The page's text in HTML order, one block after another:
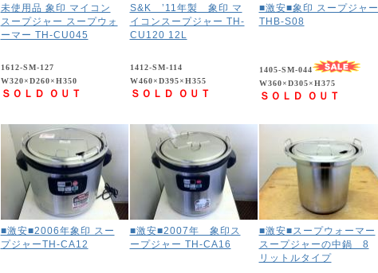
未使用品 象印 マイコン
スープジャー スープウォ
ーマー TH-CU045
1612-SM-127
W320×D260×H350
ＳＯＬＤ ＯＵＴ
S&K ’11年製 象印 マ
イコンスープジャー TH-
CU120 12L
1412-SM-114
W460×D395×H355
ＳＯＬＤ ＯＵＴ
■激安■象印 スープジャー
THB-S08
1405-SM-044
W360×D305×H375
ＳＯＬＤ ＯＵＴ
■激安■2006年象印 スー
プジャーTH-CA12
■激安■2007年 象印ス
ープジャー TH-CA16
■激安■スープウォーマー
スープジャーの中鍋 8
リットルタイプ